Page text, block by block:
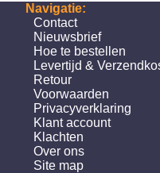
Navigatie:
Contact
Nieuwsbrief
Hoe te bestellen
Levertijd &
Retour
Voorwaarden
Privacyverklaring
Klant account
Klachten
Over ons
Site map